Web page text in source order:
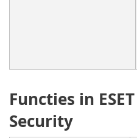
Functies in
Security